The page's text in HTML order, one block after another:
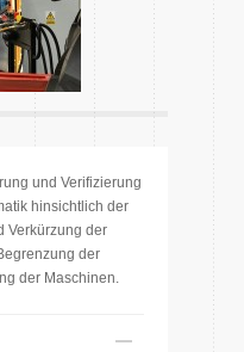
und Verifizierung
hinsichtlich der
Verkürzung der
der
der Maschinen.